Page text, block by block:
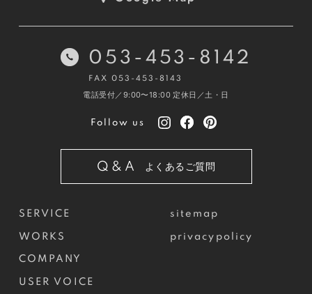
SERVICE
WORKS
COMPANY
USER VOICE
sitemap
privacypolicy
053-453-8142
FAX 053-453-8143
電話受付／9:00〜18:00 定休日／土・日
Follow us
Q&A よくあるご質問